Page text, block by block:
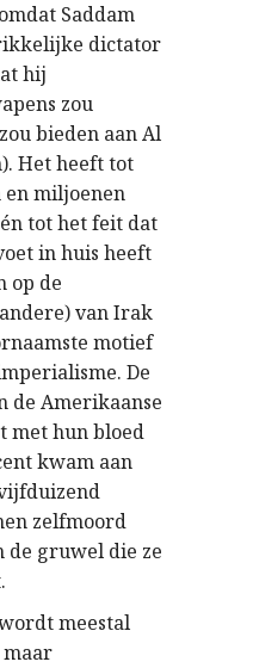
Saddam
dictator
hij
zou
bieden aan Al
Het heeft tot
miljoenen
tot het feit dat
in huis heeft
op de
van Irak
motief
De
de Amerikaanse
met hun bloed
kwam aan
zelfmoord
de gruwel die ze
meestal